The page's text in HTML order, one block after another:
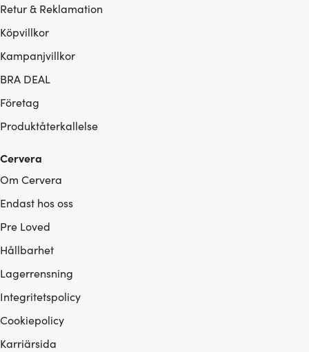
Retur & Reklamation
Köpvillkor
Kampanjvillkor
BRA DEAL
Företag
Produktåterkallelse
Cervera
Om Cervera
Endast hos oss
Pre Loved
Hållbarhet
Lagerrensning
Integritetspolicy
Cookiepolicy
Karriärsida